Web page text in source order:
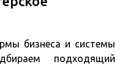
бизнеса и системы
подходящий